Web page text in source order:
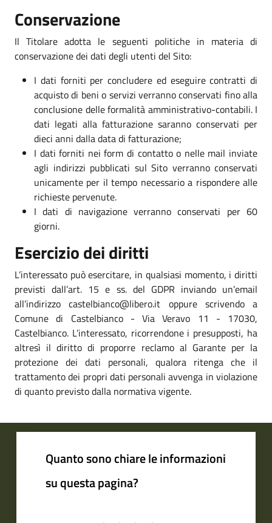
Conservazione
Il Titolare adotta le seguenti politiche in materia di
conservazione dei dati degli utenti del Sito:
I dati forniti per concludere ed eseguire contratti di
acquisto di beni o servizi verranno conservati fino alla
conclusione delle formalità amministrativo-contabili. I
dati legati alla fatturazione saranno conservati per
dieci anni dalla data di fatturazione;
I dati forniti nei form di contatto o nelle mail inviate
agli indirizzi pubblicati sul Sito verranno conservati
unicamente per il tempo necessario a rispondere alle
richieste pervenute.
I dati di navigazione verranno conservati per 60
giorni.
Esercizio dei diritti
L’interessato può esercitare, in qualsiasi momento, i diritti
previsti dall’art. 15 e ss. del GDPR inviando un’email
all’indirizzo castelbianco@libero.it oppure scrivendo a
Comune di Castelbianco - Via Veravo 11 - 17030,
Castelbianco. L’interessato, ricorrendone i presupposti, ha
altresì il diritto di proporre reclamo al Garante per la
protezione dei dati personali, qualora ritenga che il
trattamento dei propri dati personali avvenga in violazione
di quanto previsto dalla normativa vigente.
Quanto sono chiare le informazioni
su questa pagina?